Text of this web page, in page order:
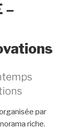
–
par
riche.